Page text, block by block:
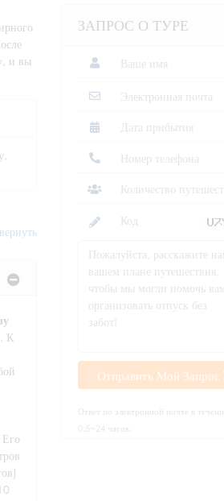
и вы
К
ЗАПРОС О ТУРЕ
Отправить Мой Запрос
Ответ по электронной почте в течение
0.5~24 часов.